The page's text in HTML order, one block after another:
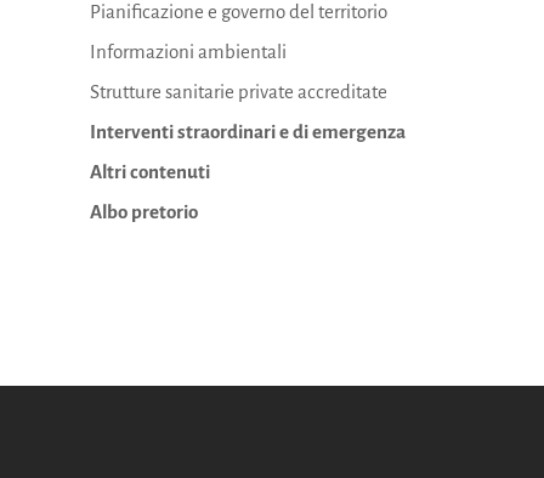
Pianificazione e governo del territorio
Informazioni ambientali
Strutture sanitarie private accreditate
Interventi straordinari e di emergenza
Altri contenuti
Albo pretorio